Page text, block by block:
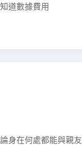
道數據費用
身在何處都能與親友